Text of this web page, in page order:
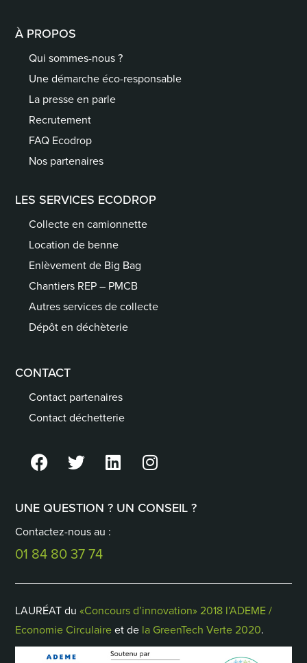
À PROPOS
Qui sommes-nous ?
Une démarche éco-responsable
La presse en parle
Recrutement
FAQ Ecodrop
Nos partenaires
LES SERVICES ECODROP
Collecte en camionnette
Location de benne
Enlèvement de Big Bag
Chantiers REP – PMCB
Autres services de collecte
Dépôt en déchèterie
CONTACT
Contact partenaires
Contact déchetterie
UNE QUESTION ? UN CONSEIL ?
Contactez-nous au :
01 84 80 37 74
LAURÉAT du«Concours d’innovation» 2018 l’ADEME /
Economie Circulaireet de la GreenTech Verte 2020.